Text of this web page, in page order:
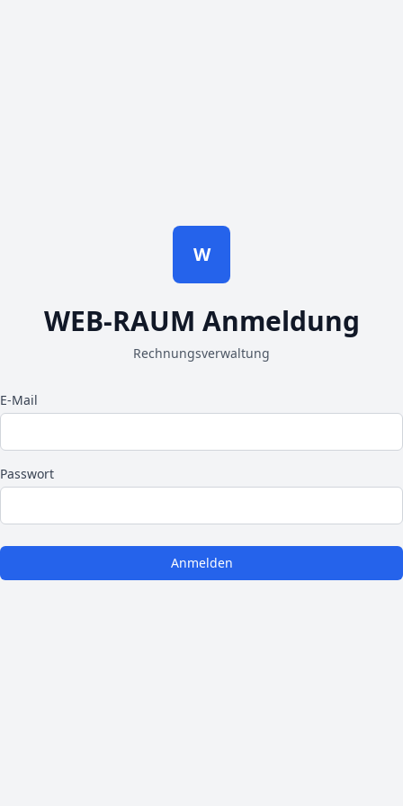
W
WEB-RAUM Anmeldung
Rechnungsverwaltung
E-Mail
Passwort
Anmelden